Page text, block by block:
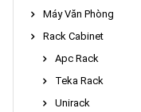
Máy Văn Phòng
Rack Cabinet
Apc Rack
Teka Rack
Unirack